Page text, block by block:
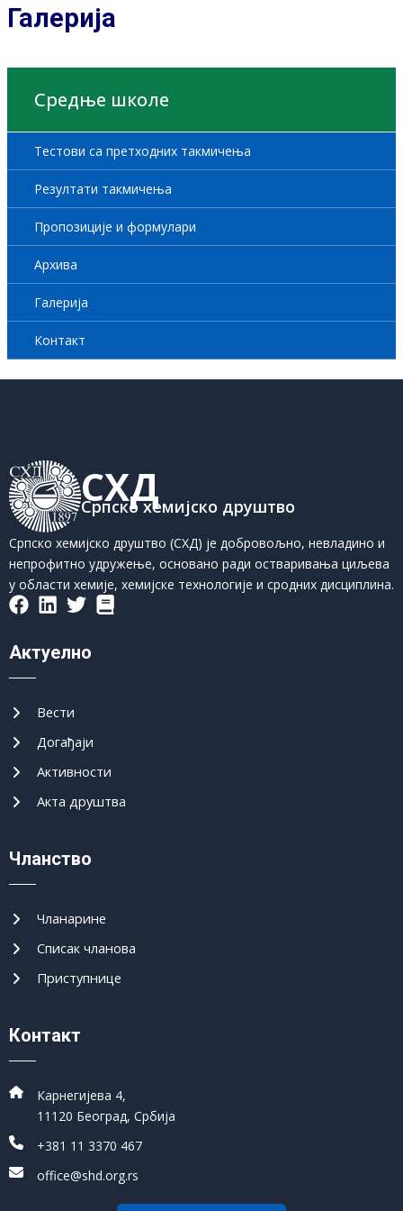
Средње школе
Тестови са претходних такмичења
Резултати такмичења
Пропозиције и формулари
Архива
Галерија
Контакт
Галерија
СХД
Српско хемијско друштво
Српско хемијско друштво (СХД) је добровољно, невладино и
непрофитно удружење, основано ради остваривања циљева
у области хемије, хемијске технологије и сродних дисциплина.
Актуелно
Вести
Догађаји
Активности
Акта друштва
Чланство
Чланарине
Списак чланова
Приступнице
Контакт
Карнегијева 4,
11120 Београд, Србија
+381 11 3370 467
office@shd.org.rs